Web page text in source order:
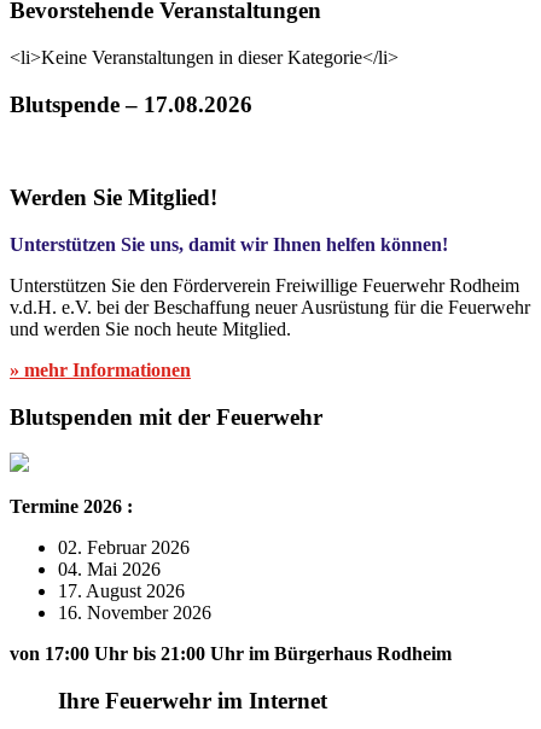
Bevorstehende Veranstaltungen
<li>Keine Veranstaltungen in dieser Kategorie</li>
Blutspende – 17.08.2026
Werden Sie Mitglied!
Unterstützen Sie uns, damit wir Ihnen helfen können!
Unterstützen Sie den Förderverein Freiwillige Feuerwehr Rodheim
v.d.H. e.V. bei der Beschaffung neuer Ausrüstung für die Feuerwehr
und werden Sie noch heute Mitglied.
» mehr Informationen
Blutspenden mit der Feuerwehr
Termine 2026 :
02. Februar 2026
04. Mai 2026
17. August 2026
16. November 2026
von 17:00 Uhr bis 21:00 Uhr im Bürgerhaus Rodheim
Ihre Feuerwehr im Internet